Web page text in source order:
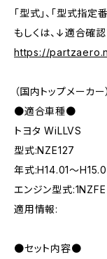
「型式」、「型式指定
もしくは、↓適合確
https://
（国内トップメーカ
●適合車種●
トヨタ WiLLVS
型式:NZE127
年式:H14.01～
エンジン型式:1NZFE
適用情報:
●セット内容●